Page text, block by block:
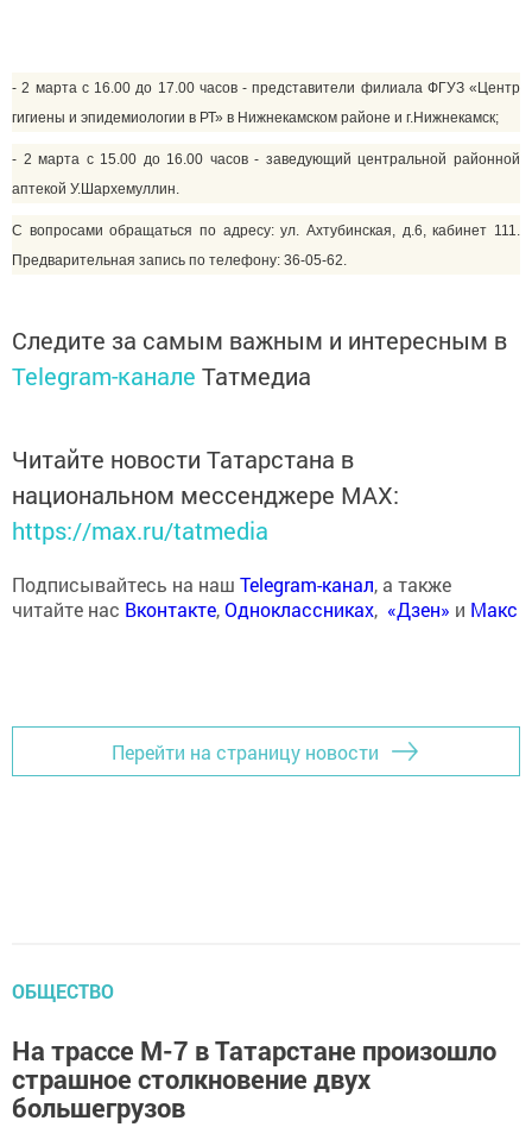
- 2 марта с 16.00 до 17.00 часов - представители филиала ФГУЗ «Центр
гигиены и эпидемиологии в РТ» в Нижнекамском районе и г.Нижнекамск;
- 2 марта с 15.00 до 16.00 часов - заведующийцентральной районной
аптекой У.Шархемуллин.
С вопросами обращаться по адресу: ул. Ахтубинская, д.6, кабинет 111.
Предварительная запись по телефону: 36-05-62.
Следите за самым важным и интересным в
Telegram-канале Татмедиа
Читайте новости Татарстана в
национальном мессенджере MАХ:
https://max.ru/tatmedia
Подписывайтесь на наш Telegram-канал, а также
читайте нас Вконтакте,Одноклассниках, «Дзен» и Макс
Перейти на страницу новости
ОБЩЕСТВО
На трассе М-7 в Татарстане произошло
страшное столкновение двух
большегрузов